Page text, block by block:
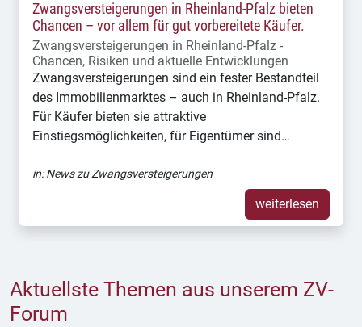
Zwangsversteigerungen in Rheinland-Pfalz bieten
Chancen – vor allem für gut vorbereitete Käufer.
Zwangsversteigerungen in Rheinland-Pfalz -
Chancen, Risiken und aktuelle Entwicklungen
Zwangsversteigerungen sind ein fester Bestandteil
des Immobilienmarktes – auch in Rheinland-Pfalz.
Für Käufer bieten sie attraktive
Einstiegsmöglichkeiten, für Eigentümer sind…
in:News zu Zwangsversteigerungen
weiterlesen
Aktuellste Themen aus unserem ZV-
Forum